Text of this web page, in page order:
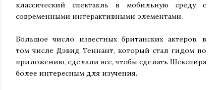
классический спектакль в мобильную среду с
современными интерактивными элементами.
Большое число известных британских актеров, в
том числе Дэвид Теннант, который стал гидом по
приложению, сделали все, чтобы сделать Шекспира
более интересным для изучения.